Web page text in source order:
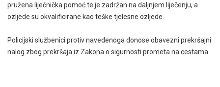
pružena liječnička pomoć te je zadržan na daljnjem liječenju, a
ozljede su okvalificirane kao teške tjelesne ozljede.
Policijski službenici protiv navedenoga donose obavezni prekršajni
nalog zbog prekršaja iz Zakona o sigurnosti prometa na cestama